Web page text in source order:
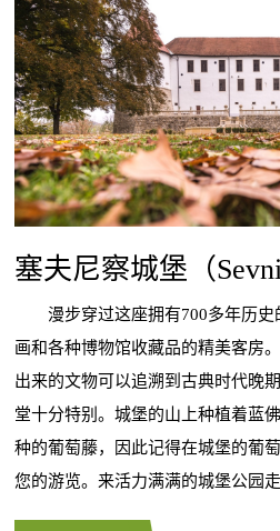
塞夫尼察城堡（
漫步穿过这座拥有700多年历史
画和各种博物馆收藏品的精美客房
出来的文物可以追溯到古典时代晚
堂十分特别。城堡的山上种植着蓝
种的葡萄藤，因此记得在城堡的葡
您的游览。来活力满满的城堡公园